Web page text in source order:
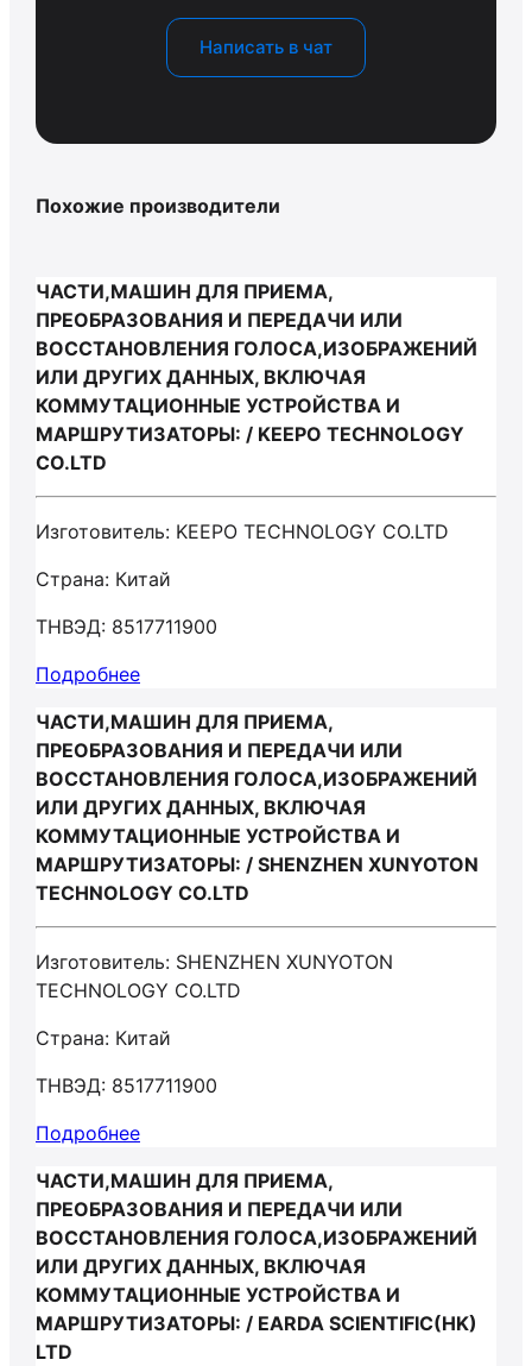
Написать в чат
Похожие производители
ЧАСТИ,МАШИН ДЛЯ ПРИЕМА,
ПРЕОБРАЗОВАНИЯ И ПЕРЕДАЧИ ИЛИ
ВОССТАНОВЛЕНИЯ ГОЛОСА,ИЗОБРАЖЕНИЙ
ИЛИ ДРУГИХ ДАННЫХ, ВКЛЮЧАЯ
КОММУТАЦИОННЫЕ УСТРОЙСТВА И
МАРШРУТИЗАТОРЫ: / KEEPO TECHNOLOGY
CO.LTD
Изготовитель: KEEPO TECHNOLOGY CO.LTD
Страна: Китай
ТНВЭД: 8517711900
Подробнее
ЧАСТИ,МАШИН ДЛЯ ПРИЕМА,
ПРЕОБРАЗОВАНИЯ И ПЕРЕДАЧИ ИЛИ
ВОССТАНОВЛЕНИЯ ГОЛОСА,ИЗОБРАЖЕНИЙ
ИЛИ ДРУГИХ ДАННЫХ, ВКЛЮЧАЯ
КОММУТАЦИОННЫЕ УСТРОЙСТВА И
МАРШРУТИЗАТОРЫ: / SHENZHEN XUNYOTON
TECHNOLOGY CO.LTD
Изготовитель: SHENZHEN XUNYOTON
TECHNOLOGY CO.LTD
Страна: Китай
ТНВЭД: 8517711900
Подробнее
ЧАСТИ,МАШИН ДЛЯ ПРИЕМА,
ПРЕОБРАЗОВАНИЯ И ПЕРЕДАЧИ ИЛИ
ВОССТАНОВЛЕНИЯ ГОЛОСА,ИЗОБРАЖЕНИЙ
ИЛИ ДРУГИХ ДАННЫХ, ВКЛЮЧАЯ
КОММУТАЦИОННЫЕ УСТРОЙСТВА И
МАРШРУТИЗАТОРЫ: / EARDA SCIENTIFIC(HK)
LTD